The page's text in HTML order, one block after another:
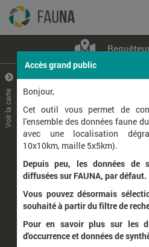
+
–
Voir la carte
Rang taxonomique :
Affichage de1à 1sur1
Accès grand public
Bonjour,
Cet outil vous permet de
l'ensemble des données faune
avec une localisation
10x10km, maille 5x5km).
Depuis peu, les données de
diffusées sur FAUNA, par défaut.
Vous pouvez désormais
souhaité à partir du filtre de
Pour en savoir plus sur les
d'occurrence et données de